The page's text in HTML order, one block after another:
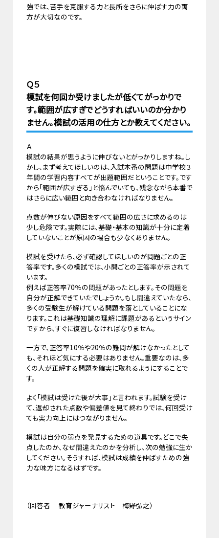
強では、苦手を克服する力と長所をさらに伸ばす力の両
方が大切なのです。
Ｑ５
模試を何回か受けましたが低くてがっかりで
す。範囲が広すぎでどうすればいいのか分かり
ません。模試の活用の仕方とか教えてください。
Ａ
模試の結果が思うように伸びないとがっかりしますね。し
かし、まず考えてほしいのは、入試本番の問題は中学校３
年間の学習内容すべてが出題範囲だということです。です
から「範囲が広すぎる」と悩んでいても、残念ながら本番で
はさらに広い範囲と向き合わなければなりません。
点数が伸びない原因をすべて範囲の広さに求めるのは
少し危険です。実際には、基礎・基本の知識が十分に定着
していないことが原因の場合も少なくありません。
模試を受けたら、必ず確認してほしいのが問題ごとの正
答率です。多くの模試では、小問ごとの正答率が示されて
います。
例えば正答率70％の問題があったとします。その問題を
自分が正解できていたでしょうか。もし間違えていたなら、
多くの受験生が解けている問題を落としていることにな
ります。これは基礎知識の理解に課題があるというサイン
ですから、すぐに復習しなければなりません。
一方で、正答率10％や20％の難問が解けなかったとして
も、それほど気にする必要はありません。重要なのは、多
くの人が正解する問題を確実に取れるようにすることで
す。
よく「模試は受けた後が大事」と言われます。試験を受け
て、返却された点数や偏差値を見て終わりでは、何回受け
ても実力向上にはつながりません。
模試は自分の弱点を発見するための道具です。どこで失
点したのか、なぜ間違えたのかを分析し、次の勉強に生か
してください。そうすれば、模試は成績を伸ばすための強
力な味方になるはずです。
（回答者 教育ジャーナリスト 梅野弘之）